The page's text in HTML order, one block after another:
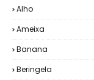
Alho
Ameixa
Banana
Beringela